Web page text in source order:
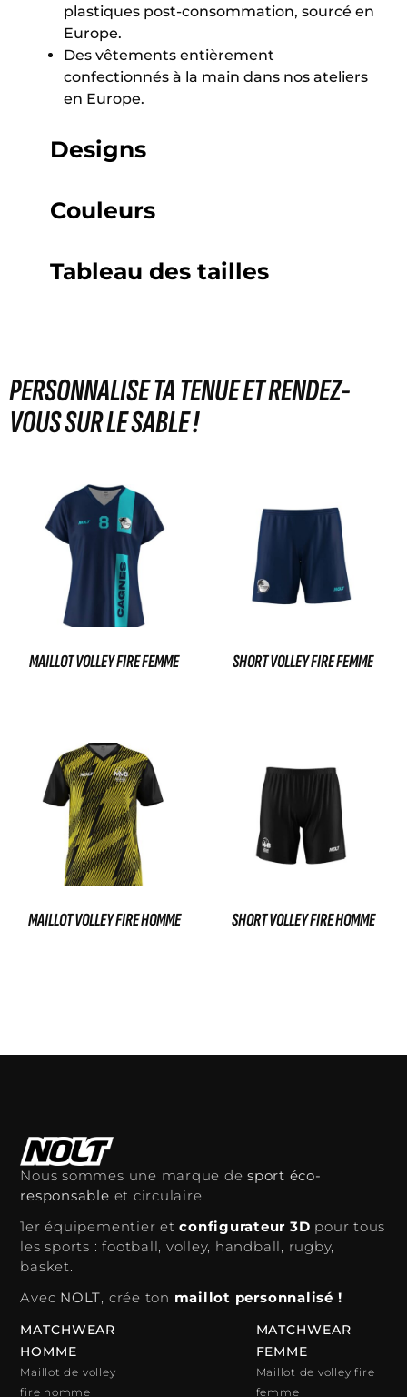
Designs
Couleurs
Tableau des tailles
plastiques post-consommation, sourcé en
Europe.
Des vêtements entièrement
confectionnés à la main dans nos ateliers
en Europe.
PERSONNALISE TA TENUE ET RENDEZ-
VOUS SUR LE SABLE !
MAILLOT VOLLEY FIRE FEMME SHORT VOLLEY FIRE FEMME
MAILLOT VOLLEY FIRE HOMME SHORT VOLLEY FIRE HOMME
Nous sommes une marque desport éco-
responsable et circulaire.
1er équipementier etconfigurateur 3D pour tous
les sports : football, volley, handball, rugby,
basket.
Avec NOLT, crée ton maillot personnalisé !
MATCHWEAR
HOMME
Maillot de volley
fire homme
MATCHWEAR
FEMME
Maillot de volley fire
femme